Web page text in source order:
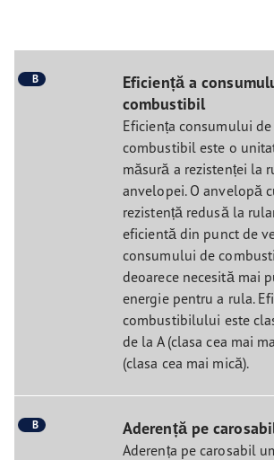
B
Eficiență a
combustibil
Eficiența consumului de
combustibil este o
măsură a rezistenței la
anvelopei. O anvelopă
rezistență redusă la
eficientă din punct de
consumului de
deoarece necesită mai
energie pentru a rula.
combustibilului este
de la A (clasa cea mai
(clasa cea mai mică).
B Aderență pe
Aderența pe carosabil